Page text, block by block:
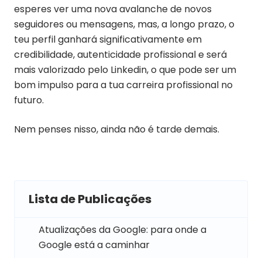
esperes ver uma nova avalanche de novos
seguidores ou mensagens, mas, a longo prazo, o
teu perfil ganhará significativamente em
credibilidade, autenticidade profissional e será
mais valorizado pelo Linkedin, o que pode ser um
bom impulso para a tua carreira profissional no
futuro.
Nem penses nisso, ainda não é tarde demais.
Lista de Publicações
Atualizações da Google: para onde a
Google está a caminhar